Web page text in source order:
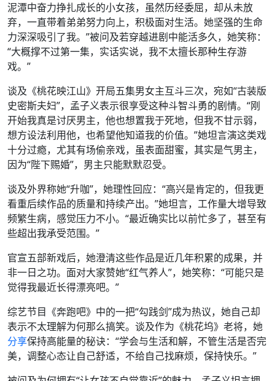
泥潭中奋力挣扎成长的小女孩，虽然历经委屈，却从未放
弃，一直带着弟弟努力向上，积极面对生活。她坚强的生命
力深深吸引了我。”被问及若穿越进剧中能活多久，她笑称：
“大概撑不过第一集，实话实说，我不太擅长那种生存游
戏。”
谈及《桃花映江山》开局五集男女主互斗三次，宛如“古装版
史密斯夫妇”，孟子义表示很享受这种斗智斗勇的剧情。“刚
开始我真是讨厌男主，他也想置我于死地，但我不甘示弱，
想方设法利用他，也希望他知道我的价值。”她坦言演这类戏
十分过瘾，尤其有场偷亲戏，虽表面甜蜜，其实是气男主，
因为“陛下赐婚”，男主只能默默忍受。
谈及外界称她“升咖”，她理性回应：“高兴是肯定的，但我更
看重后续作品的质量和持续产出。”她坦言，工作量大增导致
频繁生病，感觉压力不小。“最近确实比以前忙多了，甚至有
些超出我承受范围。”
官宣五部新戏后，她澄清这些作品是近几年积累的成果，并
非一日之功。面对大家赞她“红气养人”，她笑称：“可能只是
觉得我最近长得漂亮吧。”
综艺节目《奔跑吧》中的一把“勾践剑”成为热议，她自己却
表示不太理解为何那么搞笑。谈及作为《桃花坞》老将，她
分享保持高能量的秘诀：“学会与生活和解，不管生活是否完
美，调整心态让自己舒适，不给自己找麻烦，保持快乐。”